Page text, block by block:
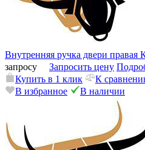
Внутренняя ручка двери правая
запросу
Запросить цену
Купить в 1 клик
К
В избранное
В наличии